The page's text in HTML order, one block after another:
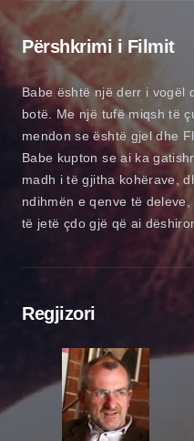
Përshkrimi i Filmit
Babe është një derr i vogël
botë. Me një tufë miqsh të
mendon se është gjel dhe
Babe kupton se ai ka
madh i të gjitha kohërave,
ndihmën e qenve të
të jetë çdo gjë që ai
Regjizori